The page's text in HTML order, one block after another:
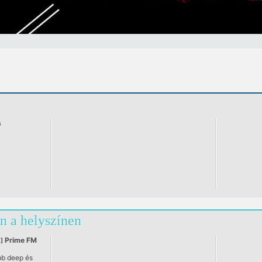
a helyszínen
Prime FM
deep és